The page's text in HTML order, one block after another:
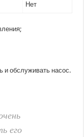
Нет
и обслуживать насос.
его